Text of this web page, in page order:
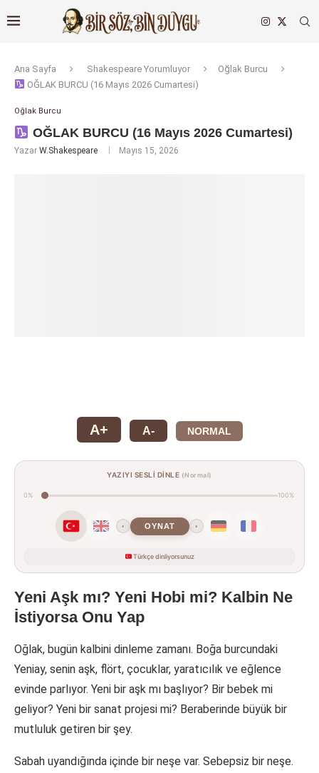
Ana Sayfa Shakespeare Yorumluyor
Oğlak Burcu
OĞLAK BURCU (16 Mayıs 2026 Cumartesi)
Oğlak Burcu
OĞLAK BURCU (16 Mayıs 2026 Cumartesi)
Yazar W.Shakespeare Mayıs 15, 2026
A+ A- NORMAL
YAZIYI SESLİ DİNLE (Normal)
0% 100%
‹ OYNAT ›
Türkçe dinliyorsunuz
Yeni Aşk mı? Yeni Hobi mi? Kalbin Ne
İstiyorsa Onu Yap
Oğlak, bugün kalbini dinleme zamanı. Boğa burcundaki
Yeniay, senin aşk, flört, çocuklar, yaratıcılık ve eğlence
evinde parlıyor. Yeni bir aşk mı başlıyor? Bir bebek mi
geliyor? Yeni bir sanat projesi mi? Beraberinde büyük bir
mutluluk getiren bir şey.
Sabah uyandığında içinde bir neşe var. Sebepsiz bir neşe.